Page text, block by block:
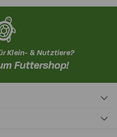
Klein- & Nutztiere?
Futtershop!